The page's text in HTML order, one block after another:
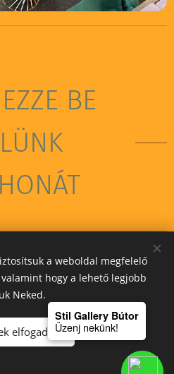
BE
KFT
a weboldal megfelelő
hogy a lehető legjobb
Neked.
elfogadása
Stil Gallery Bútor
Üzenj nekünk!